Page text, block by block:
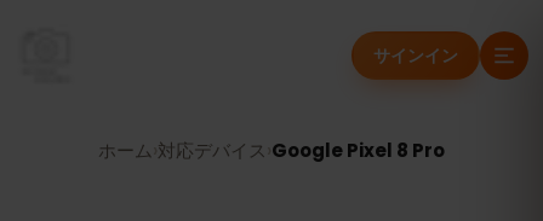
サインイン
ホーム 対応デバイス Google Pixel 8 Pro